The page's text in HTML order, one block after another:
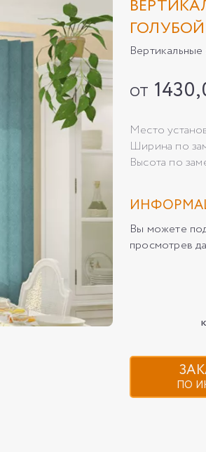
ГОЛУБОЙ
от
Место
Ширина по
Высота по
Вы можете
просмотрев
ПО